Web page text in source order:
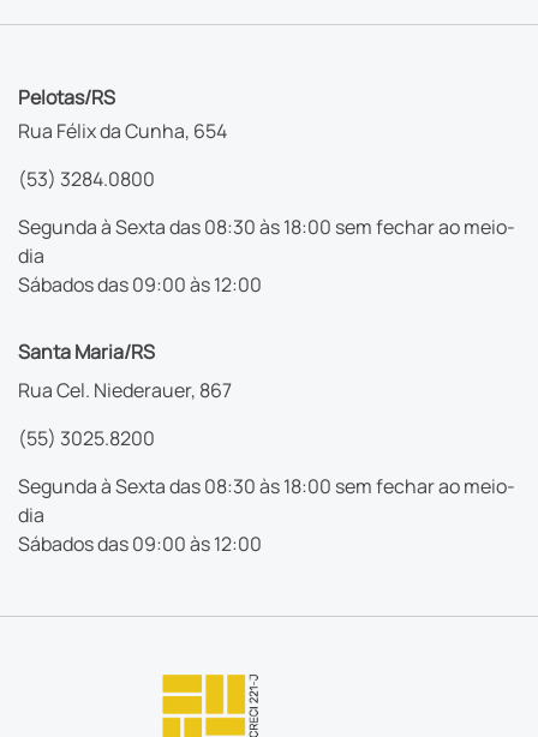
Pelotas/RS
Rua Félix da Cunha, 654
(53) 3284.0800
Segunda à Sexta das 08:30 às 18:00 sem fechar ao meio-
dia
Sábados das 09:00 às 12:00
Santa Maria/RS
Rua Cel. Niederauer, 867
(55) 3025.8200
Segunda à Sexta das 08:30 às 18:00 sem fechar ao meio-
dia
Sábados das 09:00 às 12:00